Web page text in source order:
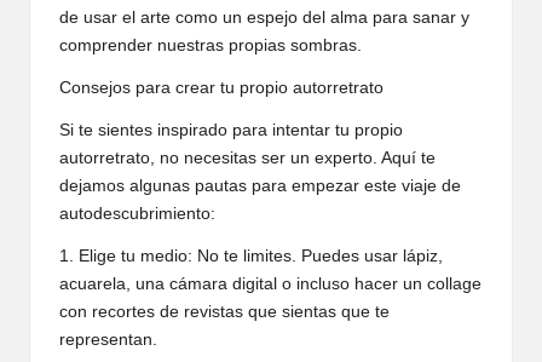
de usar el arte como un espejo del alma para sanar y
comprender nuestras propias sombras.
Consejos para crear tu propio autorretrato
Si te sientes inspirado para intentar tu propio
autorretrato, no necesitas ser un experto. Aquí te
dejamos algunas pautas para empezar este viaje de
autodescubrimiento:
1. Elige tu medio: No te limites. Puedes usar lápiz,
acuarela, una cámara digital o incluso hacer un collage
con recortes de revistas que sientas que te
representan.